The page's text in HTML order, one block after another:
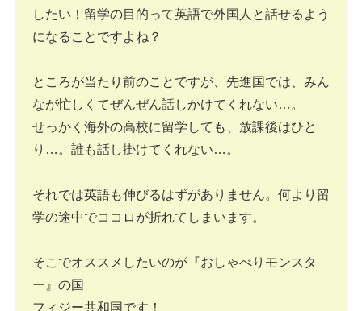
したい！留学の目的って英語で外国人と話せるよう
になることですよね？
ところが当たり前のことですが、先進国では、みん
なが忙しくてぜんぜん話しかけてくれない…。
せっかく海外の高校に留学しても、放課後はひと
り…。誰も話し掛けてくれない…。
それでは英語も伸びるはずがありません。何より留
学の途中でココロが折れてしまいます。
そこでオススメしたいのが『おしゃべりモンスタ
ー』の国
フィジー共和国です！